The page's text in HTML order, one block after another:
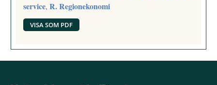
service,R. Regionekonomi
VISA SOM PDF